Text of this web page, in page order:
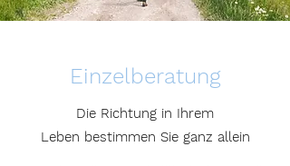
Einzelberatung
Die Richtung in Ihrem
Leben bestimmen Sie ganz allein